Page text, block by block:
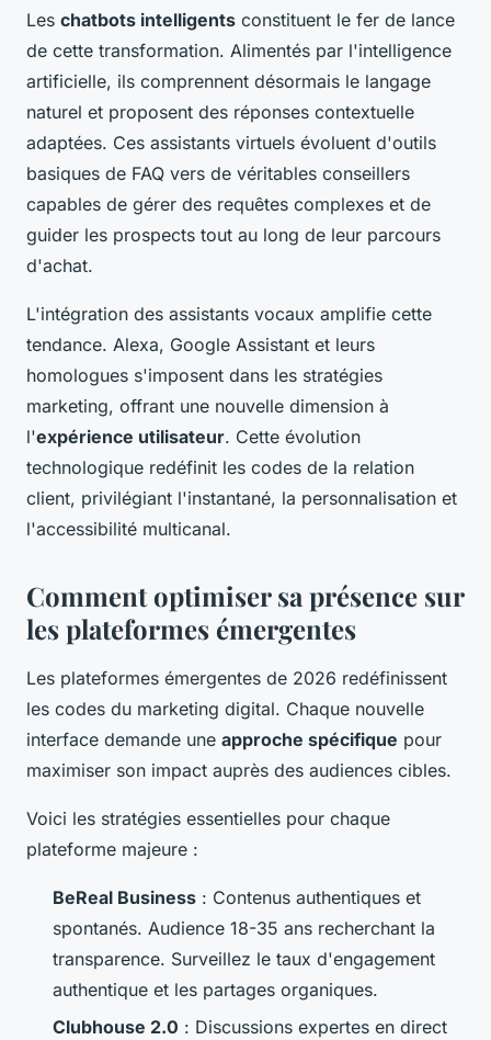
Les chatbots intelligents constituent le fer de lance
de cette transformation. Alimentés par l'intelligence
artificielle, ils comprennent désormais le langage
naturel et proposent des réponses contextuelle
adaptées. Ces assistants virtuels évoluent d'outils
basiques de FAQ vers de véritables conseillers
capables de gérer des requêtes complexes et de
guider les prospects tout au long de leur parcours
d'achat.
L'intégration des assistants vocaux amplifie cette
tendance. Alexa, Google Assistant et leurs
homologues s'imposent dans les stratégies
marketing, offrant une nouvelle dimension à
l'expérience utilisateur. Cette évolution
technologique redéfinit les codes de la relation
client, privilégiant l'instantané, la personnalisation et
l'accessibilité multicanal.
Comment optimiser sa présence sur
les plateformes émergentes
Les plateformes émergentes de 2026 redéfinissent
les codes du marketing digital. Chaque nouvelle
interface demande une approche spécifique pour
maximiser son impact auprès des audiences cibles.
Voici les stratégies essentielles pour chaque
plateforme majeure :
BeReal Business : Contenus authentiques et
spontanés. Audience 18-35 ans recherchant la
transparence. Surveillez le taux d'engagement
authentique et les partages organiques.
Clubhouse 2.0 : Discussions expertes en direct